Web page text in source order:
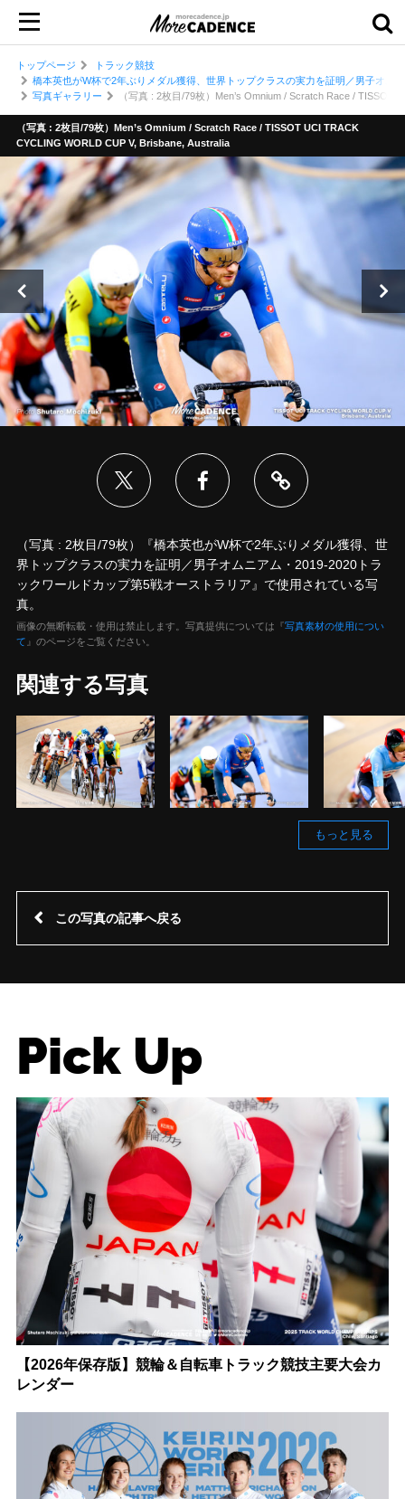
トップページ
トラック競技
橋本英也がW杯で2年ぶりメダル獲得、世界トップクラスの実力を証明／男子オム
写真ギャラリー
（写真 : 2枚目/79枚）Men’s Omnium / Scratch Race / TISSOT
（写真 : 2枚目/79枚）Men’s Omnium / Scratch Race / TISSOT UCI TRACK
CYCLING WORLD CUP V, Brisbane, Australia
（写真 : 2枚目/79枚）『橋本英也がW杯で2年ぶりメダル獲得、世
界トップクラスの実力を証明／男子オムニアム・2019-2020トラ
ックワールドカップ第5戦オーストラリア』で使用されている写
真。
画像の無断転載・使用は禁止します。写真提供については『写真素材の使用につい
て 』のページをご覧ください。
関連する写真
もっと見る
この写真の記事へ戻る
Pick Up
【2026年保存版】競輪＆自転車トラック競技主要大会カ
レンダー